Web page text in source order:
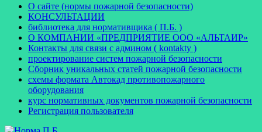
О сайте (нормы пожарной безопасности)
КОНСУЛЬТАЦИИ
библиотека для нормативщика ( П.Б. )
О КОМПАНИИ «ПРЕДПРИЯТИЕ ООО «АЛЬТАИР»
Контакты для связи с админом ( kontakty )
проектирование систем пожарной безопасности
Сборник уникальных статей пожарной безопасности
схемы формата Автокад противопожарного
оборудования
курс нормативных документов пожарной безопасности
Регистрация пользователя